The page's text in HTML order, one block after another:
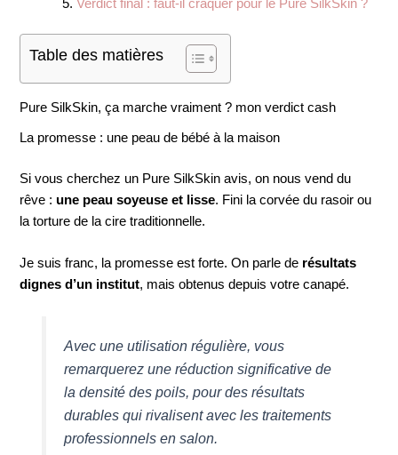
Verdict final : faut-il craquer pour le Pure SilkSkin ?
Table des matières
Pure SilkSkin, ça marche vraiment ? mon verdict cash
La promesse : une peau de bébé à la maison
Si vous cherchez un Pure SilkSkin avis, on nous vend du
rêve : une peau soyeuse et lisse. Fini la corvée du rasoir ou
la torture de la cire traditionnelle.
Je suis franc, la promesse est forte. On parle de résultats
dignes d’un institut, mais obtenus depuis votre canapé.
Avec une utilisation régulière, vous
remarquerez une réduction significative de
la densité des poils, pour des résultats
durables qui rivalisent avec les traitements
professionnels en salon.